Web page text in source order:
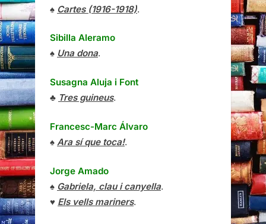
♠ Cartes (1916-1918).
Sibilla Aleramo
♠ Una dona.
Susagna Aluja i Font
♣ Tres guineus.
Francesc-Marc Álvaro
♠ Ara sí que toca!.
Jorge Amado
♠ Gabriela, clau i canyella.
♥ Els vells mariners.